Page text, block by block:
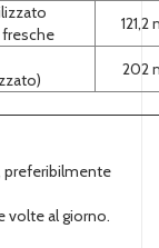
fresche
121,2
202
preferibilmente
volte al giorno.